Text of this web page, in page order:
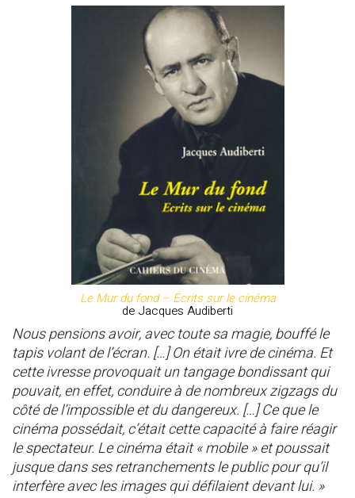
Le Mur du fond – Écrits sur le cinéma
de Jacques Audiberti
Nous pensions avoir, avec toute sa magie, bouffé le
tapis volant de l’écran. […] On était ivre de cinéma. Et
cette ivresse provoquait un tangage bondissant qui
pouvait, en effet, conduire à de nombreux zigzags du
côté de l’impossible et du dangereux. […] Ce que le
cinéma possédait, c’était cette capacité à faire réagir
le spectateur. Le cinéma était « mobile » et poussait
jusque dans ses retranchements le public pour qu’il
interfère avec les images qui défilaient devant lui. »